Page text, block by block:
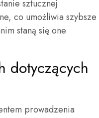
sztucznej
co umożliwia szybsze
staną się one
dotyczących
prowadzenia